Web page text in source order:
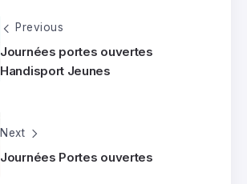
Previous
Journées portes ouvertes
Handisport Jeunes
Next
Journées Portes ouvertes